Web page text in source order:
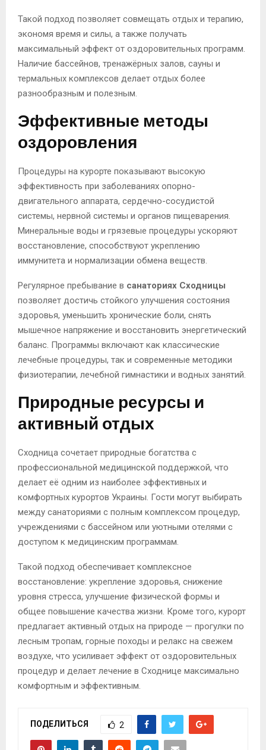
Такой подход позволяет совмещать отдых и терапию,
экономя время и силы, а также получать
максимальный эффект от оздоровительных программ.
Наличие бассейнов, тренажёрных залов, сауны и
термальных комплексов делает отдых более
разнообразным и полезным.
Эффективные методы
оздоровления
Процедуры на курорте показывают высокую
эффективность при заболеваниях опорно-
двигательного аппарата, сердечно-сосудистой
системы, нервной системы и органов пищеварения.
Минеральные воды и грязевые процедуры ускоряют
восстановление, способствуют укреплению
иммунитета и нормализации обмена веществ.
Регулярное пребывание в санаториях Сходницы
позволяет достичь стойкого улучшения состояния
здоровья, уменьшить хронические боли, снять
мышечное напряжение и восстановить энергетический
баланс. Программы включают как классические
лечебные процедуры, так и современные методики
физиотерапии, лечебной гимнастики и водных занятий.
Природные ресурсы и
активный отдых
Сходница сочетает природные богатства с
профессиональной медицинской поддержкой, что
делает её одним из наиболее эффективных и
комфортных курортов Украины. Гости могут выбирать
между санаториями с полным комплексом процедур,
учреждениями с бассейном или уютными отелями с
доступом к медицинским программам.
Такой подход обеспечивает комплексное
восстановление: укрепление здоровья, снижение
уровня стресса, улучшение физической формы и
общее повышение качества жизни. Кроме того, курорт
предлагает активный отдых на природе — прогулки по
лесным тропам, горные походы и релакс на свежем
воздухе, что усиливает эффект от оздоровительных
процедур и делает лечение в Сходнице максимально
комфортным и эффективным.
ПОДЕЛИТЬСЯ 2